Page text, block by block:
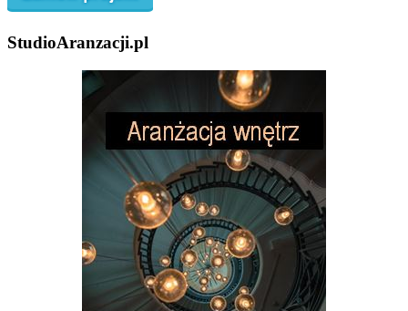
StudioAranzacji.pl